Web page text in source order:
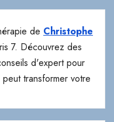
de Christophe
7. Découvrez des
d'expert pour
transformer votre